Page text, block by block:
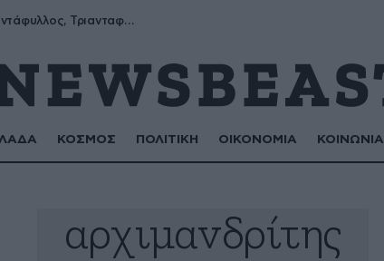
Μύρων, Τριαντάφυλλος, Τριανταφυλλιά, Φυλλιώ, Ρόζα
ΚΟΣΜΟΣ ΠΟΛΙΤΙΚΗ ΟΙΚΟΝΟΜΙΑ ΚΟΙΝΩΝΙΑ
αρχιμανδρίτης